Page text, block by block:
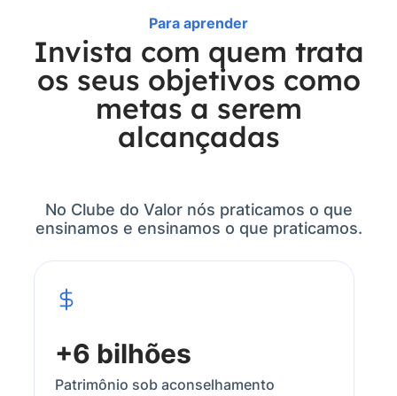
Para aprender
Invista com quem trata
os seus objetivos como
metas a serem
alcançadas
No Clube do Valor nós praticamos o que
ensinamos e ensinamos o que praticamos.
+6 bilhões
Patrimônio sob aconselhamento